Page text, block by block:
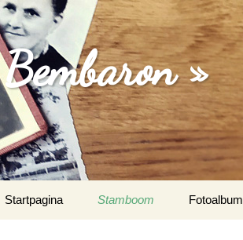
Bembaron »
Startpagina Stamboom Fotoalbum